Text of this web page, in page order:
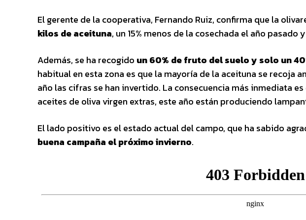
El gerente de la cooperativa, Fernando Ruiz, confirma que la
kilos de aceituna, un 15% menos de la cosechada el año
Además, se ha recogido un 60% de fruto del suelo y solo un
habitual en esta zona es que la mayoría de la aceituna se recoja
año las cifras se han invertido. La consecuencia más inmediata
aceites de oliva virgen extras, este año están produciendo
El lado positivo es el estado actual del campo, que ha sabido
buena campaña el próximo invierno.